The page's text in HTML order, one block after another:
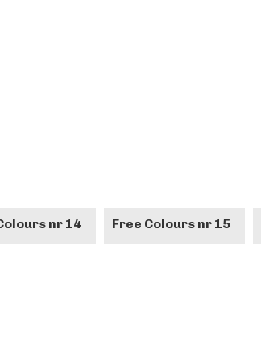
nr 14 Free Colours nr 15